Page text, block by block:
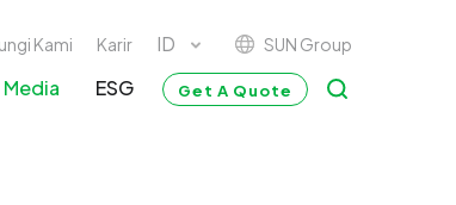
Kami Karir SUN Group
Media ESG Get A Quote